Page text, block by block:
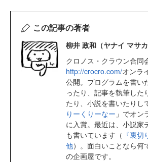
この記事の著者
柳井 政和（ヤナイ マサカ
クロノス・クラウン合同
http://crocro.com/オンラ
公開。プログラムを書い
ったり、記事を執筆した
たり、小説を書いたりし
りーくりーなー 」でオン
に入賞。最近は、小説家
も書いています（ 『裏切
他）。面白いことなら何
の企画屋です。